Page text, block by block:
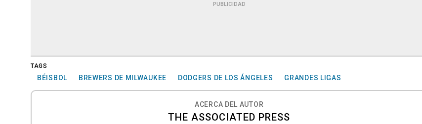
PUBLICIDAD
TAGS
BÉISBOL BREWERS DE MILWAUKEE DODGERS DE LOS ÁNGELES GRANDES LIGAS
ACERCA DEL AUTOR
THE ASSOCIATED PRESS